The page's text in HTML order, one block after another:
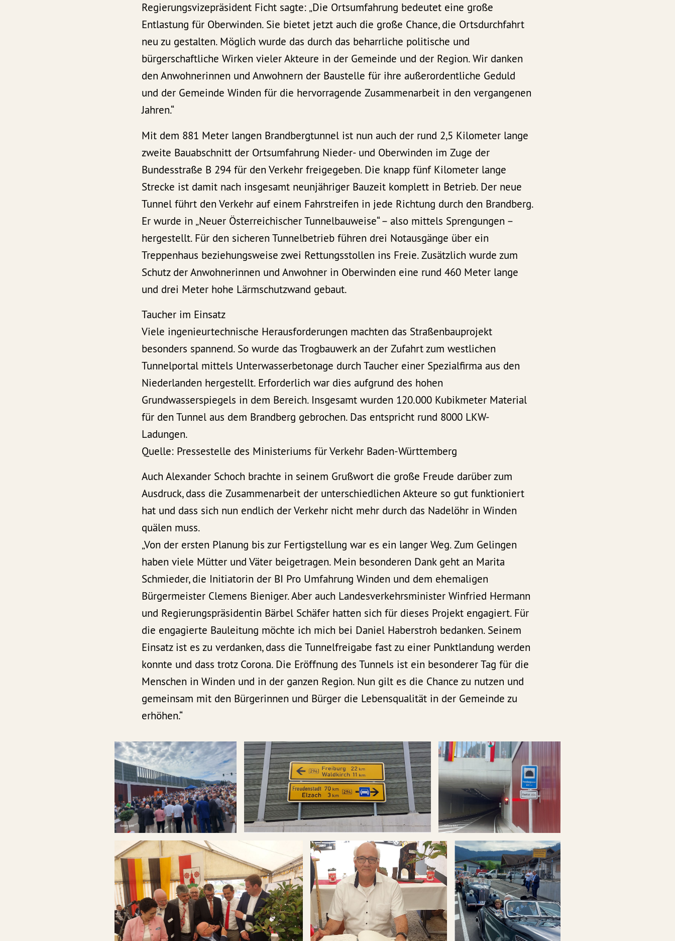
Regierungsvizepräsident Ficht sagte: „Die Ortsumfahrung bedeutet eine große
Entlastung für Oberwinden. Sie bietet jetzt auch die große Chance, die Ortsdurchfahrt
neu zu gestalten. Möglich wurde das durch das beharrliche politische und
bürgerschaftliche Wirken vieler Akteure in der Gemeinde und der Region. Wir danken
den Anwohnerinnen und Anwohnern der Baustelle für ihre außerordentliche Geduld
und der Gemeinde Winden für die hervorragende Zusammenarbeit in den vergangenen
Jahren.“
Mit dem 881 Meter langen Brandbergtunnel ist nun auch der rund 2,5 Kilometer lange
zweite Bauabschnitt der Ortsumfahrung Nieder- und Oberwinden im Zuge der
Bundesstraße B 294 für den Verkehr freigegeben. Die knapp fünf Kilometer lange
Strecke ist damit nach insgesamt neunjähriger Bauzeit komplett in Betrieb. Der neue
Tunnel führt den Verkehr auf einem Fahrstreifen in jede Richtung durch den Brandberg.
Er wurde in „Neuer Österreichischer Tunnelbauweise“ – also mittels Sprengungen –
hergestellt. Für den sicheren Tunnelbetrieb führen drei Notausgänge über ein
Treppenhaus beziehungsweise zwei Rettungsstollen ins Freie. Zusätzlich wurde zum
Schutz der Anwohnerinnen und Anwohner in Oberwinden eine rund 460 Meter lange
und drei Meter hohe Lärmschutzwand gebaut.
Taucher im Einsatz
Viele ingenieurtechnische Herausforderungen machten das Straßenbauprojekt
besonders spannend. So wurde das Trogbauwerk an der Zufahrt zum westlichen
Tunnelportal mittels Unterwasserbetonage durch Taucher einer Spezialfirma aus den
Niederlanden hergestellt. Erforderlich war dies aufgrund des hohen
Grundwasserspiegels in dem Bereich. Insgesamt wurden 120.000 Kubikmeter Material
für den Tunnel aus dem Brandberg gebrochen. Das entspricht rund 8000 LKW-
Ladungen.
Quelle: Pressestelle des Ministeriums für Verkehr Baden-Württemberg
Auch Alexander Schoch brachte in seinem Grußwort die große Freude darüber zum
Ausdruck, dass die Zusammenarbeit der unterschiedlichen Akteure so gut funktioniert
hat und dass sich nun endlich der Verkehr nicht mehr durch das Nadelöhr in Winden
quälen muss.
„Von der ersten Planung bis zur Fertigstellung war es ein langer Weg. Zum Gelingen
haben viele Mütter und Väter beigetragen. Mein besonderen Dank geht an Marita
Schmieder, die Initiatorin der BI Pro Umfahrung Winden und dem ehemaligen
Bürgermeister Clemens Bieniger. Aber auch Landesverkehrsminister Winfried Hermann
und Regierungspräsidentin Bärbel Schäfer hatten sich für dieses Projekt engagiert. Für
die engagierte Bauleitung möchte ich mich bei Daniel Haberstroh bedanken. Seinem
Einsatz ist es zu verdanken, dass die Tunnelfreigabe fast zu einer Punktlandung werden
konnte und dass trotz Corona. Die Eröffnung des Tunnels ist ein besonderer Tag für die
Menschen in Winden und in der ganzen Region. Nun gilt es die Chance zu nutzen und
gemeinsam mit den Bürgerinnen und Bürger die Lebensqualität in der Gemeinde zu
erhöhen.“